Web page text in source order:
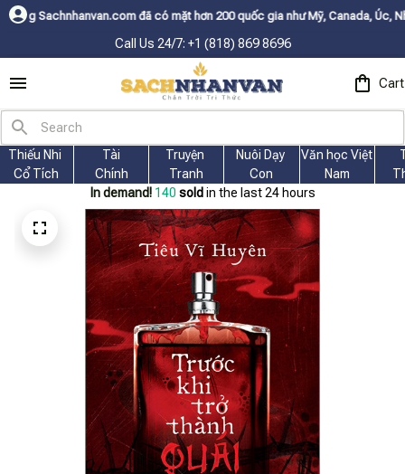
đã có mặt hơn 200 quốc gia như Mỹ, Canada, Úc, Nhật, Hàn, và các
Call Us 24/7: +1 (818) 869 8696
Cart
Thiếu Nhi
Cổ Tích
Tài
Chính
Truyện
Tranh
Nuôi Dạy
Con
Văn học Việt
Nam
In demand! 140 sold in the last 24 hours